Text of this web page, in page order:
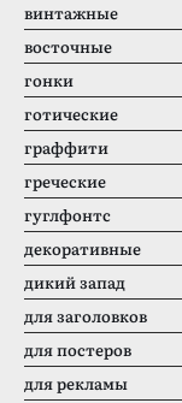
винтажные
восточные
гонки
готические
граффити
греческие
гуглфонтс
декоративные
дикий запад
для заголовков
для постеров
для рекламы